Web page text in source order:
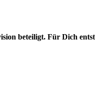
beteiligt. Für Dich